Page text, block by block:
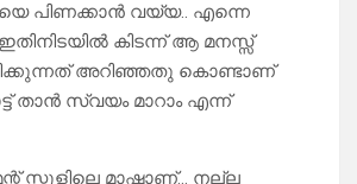
പിണക്കാൻ വയ്യ.. എന്നെ
ഇതിനിടയിൽ കിടന്ന് ആ മനസ്സ്
അറിഞ്ഞതു കൊണ്ടാണ്
താൻ സ്വയം മാറാം എന്ന്
സ്കൂളിലെ മാഷാണ്… നല്ല